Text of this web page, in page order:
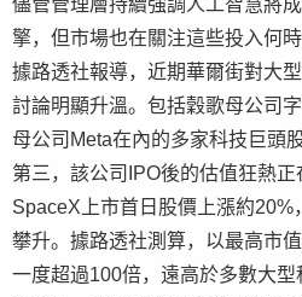
儘管管理層持續強調人工智慧將
擎，但市場也在關注這些投入何
據路透社報導，近期華爾街對大
討論明顯升溫。包括穀歌母公司
母公司Meta在內的多家科技巨頭
第三，該公司IPO後的估值狂熱正
SpaceX上市首日股價上漲約20%
攀升。據路透社測算，以最高市
一度超過100倍，遠高於多數大型